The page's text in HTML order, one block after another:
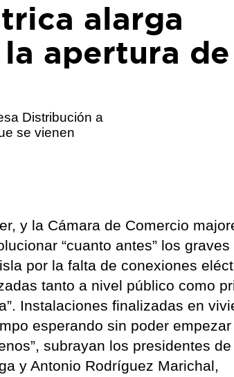
alarga
apertura de
Distribución a
se vienen
y la Cámara de Comercio
“cuanto antes” los graves
por la falta de conexiones
tanto a nivel público como
Instalaciones finalizadas en
esperando sin poder
subrayan los presidentes
y Antonio Rodríguez Marichal,